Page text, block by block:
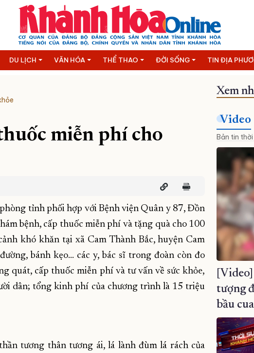
DU LỊCH VĂN HÓA THỂ THAO ĐỜI SỐNG TIN ĐỊA
miễn phí cho
tỉnh phối hợp với Bệnh viện Quân y 87, Đồn
bệnh, cấp thuốc miễn phí và tặng quà cho 100
khó khăn tại xã Cam Thành Bắc, huyện Cam
bánh kẹo... các y, bác sĩ trong đoàn còn đo
quát, cấp thuốc miễn phí và tư vấn về sức khỏe,
dân; tổng kinh phí của chương trình là 15 triệu
tương thân tương ái, lá lành đùm lá rách của
Xem
Video
Bản tin thời
tượng
bầu